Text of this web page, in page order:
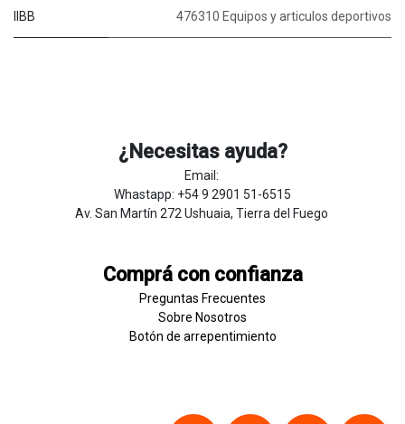
IIBB 476310 Equipos y articulos deportivos
¿Necesitas ayuda?
Email:
Whastapp: +54 9 2901 51-6515
Av. San Martín 272 Ushuaia, Tierra del Fuego
Comprá con confianza
Preguntas Frecuentes
Sobre Nosotros
Botón de ​arrepentim​​​iento